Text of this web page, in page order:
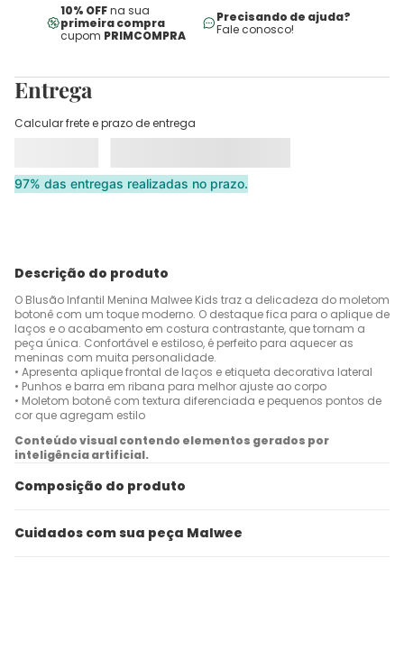
10% OFFna sua
primeira compra
cupom PRIMCOMPRA
Precisando de ajuda?
Fale conosco!
Entrega
Calcular frete e prazo de entrega
97% das entregas realizadas no prazo.
Descrição do produto
O Blusão Infantil Menina Malwee Kids traz a delicadeza do moletom
botonê com um toque moderno. O destaque fica para o aplique de
laços e o acabamento em costura contrastante, que tornam a
peça única. Confortável e estiloso, é perfeito para aquecer as
meninas com muita personalidade.
• Apresenta aplique frontal de laços e etiqueta decorativa lateral
• Punhos e barra em ribana para melhor ajuste ao corpo
• Moletom botonê com textura diferenciada e pequenos pontos de
cor que agregam estilo
Conteúdo visual contendo elementos gerados por
inteligência artificial.
Composição do produto
Cuidados com sua peça Malwee